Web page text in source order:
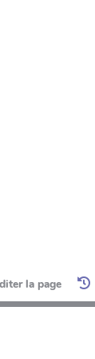
la page